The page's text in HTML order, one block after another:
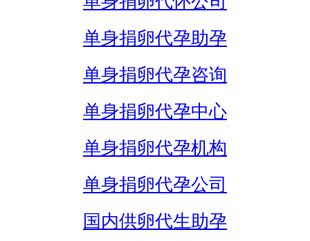
单身捐卵代孕助孕
单身捐卵代孕咨询
单身捐卵代孕中心
单身捐卵代孕机构
单身捐卵代孕公司
国内供卵代生助孕